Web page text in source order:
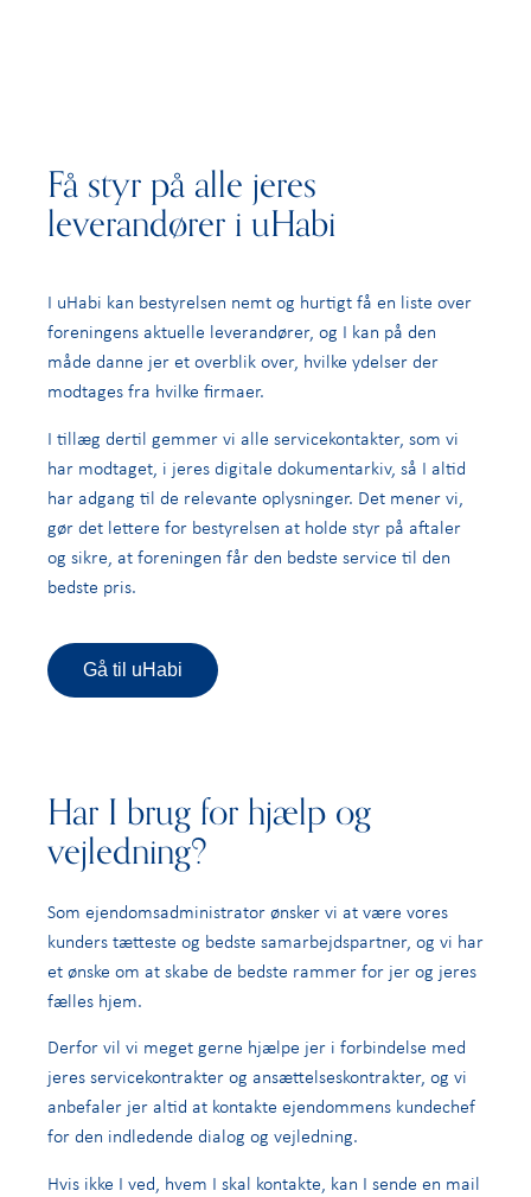
Få styr på alle jeres
leverandører i uHabi
I uHabi kan bestyrelsen nemt og hurtigt få en liste over
foreningens aktuelle leverandører, og I kan på den
måde danne jer et overblik over, hvilke ydelser der
modtages fra hvilke firmaer.
I tillæg dertil gemmer vi alle servicekontakter, som vi
har modtaget, i jeres digitale dokumentarkiv, så I altid
har adgang til de relevante oplysninger. Det mener vi,
gør det lettere for bestyrelsen at holde styr på aftaler
og sikre, at foreningen får den bedste service til den
bedste pris.
Gå til uHabi
Har I brug for hjælp og
vejledning?
Som ejendomsadministrator ønsker vi at være vores
kunders tætteste og bedste samarbejdspartner, og vi har
et ønske om at skabe de bedste rammer for jer og jeres
fælles hjem.
Derfor vil vi meget gerne hjælpe jer i forbindelse med
jeres servicekontrakter og ansættelseskontrakter, og vi
anbefaler jer altid at kontakte ejendommens kundechef
for den indledende dialog og vejledning.
Hvis ikke I ved, hvem I skal kontakte, kan I sende en mail